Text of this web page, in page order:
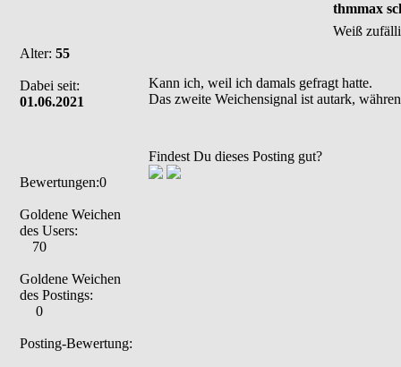
Alter: 55
Dabei seit:
01.06.2021
Bewertungen:0
Goldene Weichen
des Users:
70
Goldene Weichen
des Postings:
0
Posting-Bewertung:
thmmax
Weiß
Kann ich, weil ich damals gefragt hatte.
Das zweite Weichensignal ist autark,
Findest Du dieses Posting gut?